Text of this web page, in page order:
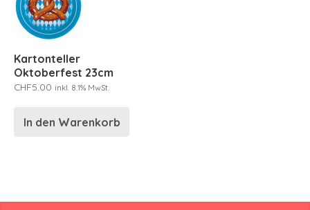
Kartonteller
Oktoberfest 23cm
CHF5.00 inkl. 8.1% MwSt.
In den Warenkorb